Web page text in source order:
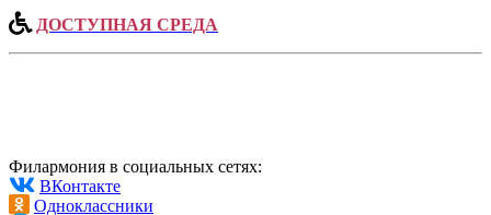
ДОСТУПНАЯ СРЕДА
Филармония в социальных сетях:
ВКонтакте
Одноклассники